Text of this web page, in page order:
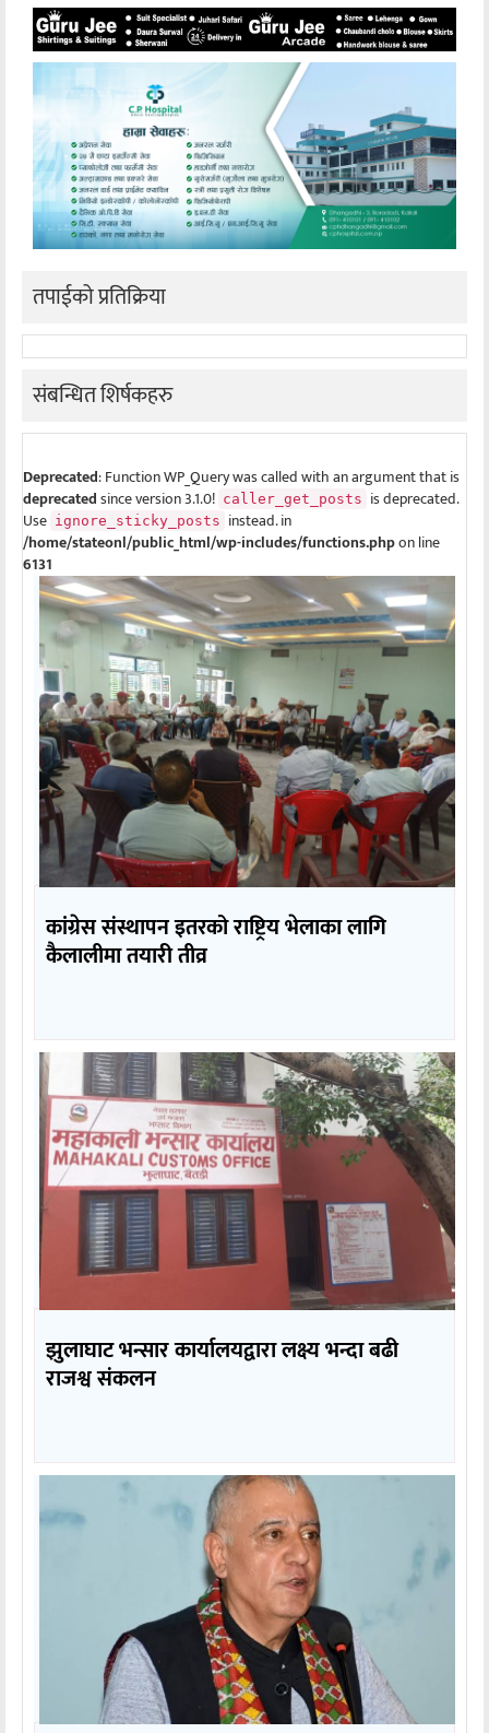
तपाईको प्रतिक्रिया
संबन्धित शिर्षकहरु
Deprecated: Function WP_Query was called with an argument that is
deprecatedsince version 3.1.0! caller_get_posts is deprecated.
Use ignore_sticky_posts instead. in
/home/stateonl/public_html/wp-includes/functions.phpon line
6131
कांग्रेस संस्थापन इतरको राष्ट्रिय भेलाका लागि
कैलालीमा तयारी तीव्र
झुलाघाट भन्सार कार्यालयद्वारा लक्ष्य भन्दा बढी
राजश्व संकलन